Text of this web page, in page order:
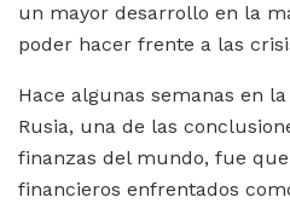
un mayor desarrollo en la
poder hacer frente a las
Hace algunas semanas en
Rusia, una de las
finanzas del mundo, fue
financieros enfrentados